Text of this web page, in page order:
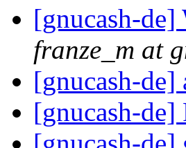
[gnucash-
franze_m at
[gnucash-
[gnucash-de]